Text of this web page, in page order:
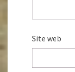
Site web